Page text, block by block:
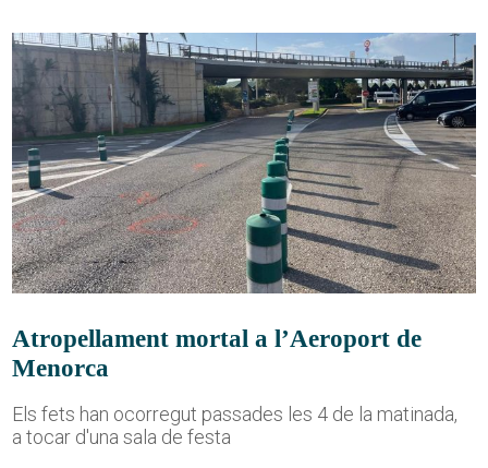
Atropellament mortal a l’Aeroport de
Menorca
Els fets han ocorregut passades les 4 de la matinada,
a tocar d'una sala de festa